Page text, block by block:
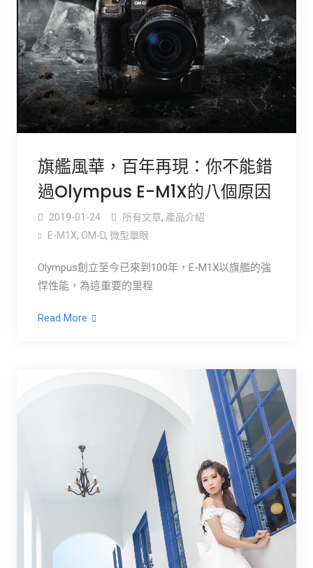
旗艦風華，百年再現：你不能錯
過Olympus E-M1X的八個原因
2019-01-24 所有文章, 產品介紹
E-M1X, OM-D, 微型單眼
Olympus創立至今已來到100年，E-M1X以旗艦的強
悍性能，為這重要的里程
Read More